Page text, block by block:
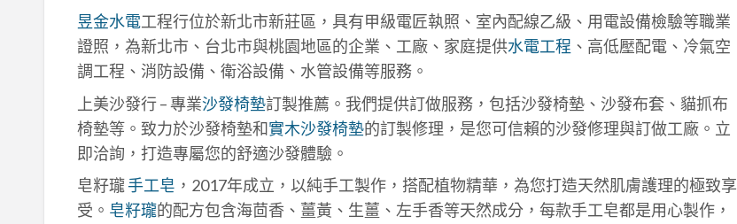
昱金水電工程行位於新北市新莊區，具有甲級電匠執照、室內配線乙級、用電設備檢驗等職業
證照，為新北市、台北市與桃園地區的企業、工廠、家庭提供水電工程 、高低壓配電、冷氣空
調工程、消防設備、衛浴設備、水管設備等服務。
上美沙發行 – 專業沙發椅墊訂製推薦。我們提供訂做服務，包括沙發椅墊、沙發布套、貓抓布
椅墊等。致力於沙發椅墊和實木沙發椅墊的訂製修理，是您可信賴的沙發修理與訂做工廠。立
即洽詢，打造專屬您的舒適沙發體驗。
皂籽瓏手工皂 ，2017年成立，以純手工製作，搭配植物精華，為您打造天然肌膚護理的極致享
受。 皂籽瓏的配方包含海茴香、薑黃、生薑、左手香等天然成分，每款手工皂都是用心製作，